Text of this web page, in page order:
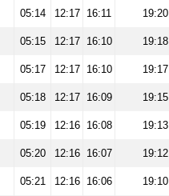
05:14 12:17 16:11 19:20
05:15 12:17 16:10 19:18
05:17 12:17 16:10 19:17
05:18 12:17 16:09 19:15
05:19 12:16 16:08 19:13
05:20 12:16 16:07 19:12
05:21 12:16 16:06 19:10